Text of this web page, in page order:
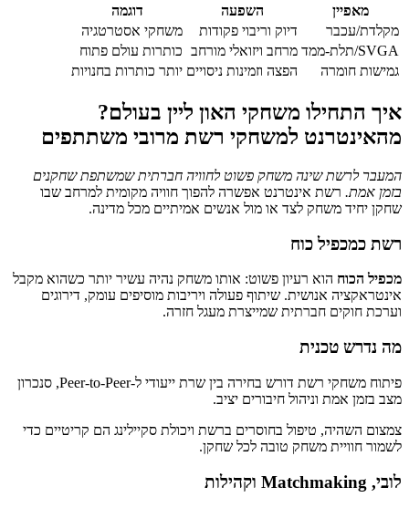
מאפיין השפעה
דוגמה
מקלדת/עכבר
דיוק וריבוי פקודות
משחקי אסטרטגיה
SVGA/תלת‑ממד
מרחב ויזואלי מורחב כותרות עולם פתוח
גמישות חומרה
הפצה וזמינות ניסויים יותר כותרות בחנויות
איך התחילו משחקי האון ליין בעולם?
מהאינטרנט למשחקי רשת מרובי משתתפים
המעבר לרשת שינה משחק פשוט לחוויה חברתית שמשתפת שחקנים
בזמן אמת. רשת אינטרנט אפשרה להפוך חוויה מקומית למרחב שבו
שחקן יחיד משחק לצד או מול אנשים אמיתיים מכל מדינה.
רשת כמכפיל כוח
מכפיל הכוח הוא רעיון פשוט: אותו משחק נהיה עשיר יותר כשהוא מקבל
אינטראקציה אנושית. שיתוף פעולה ויריבות מוסיפים עומק, דירוגים
וערכת חוקים חברתית שמייצרת מעגל חזרה.
מה נדרש טכנית
פיתוח משחקי רשת דורש בחירה בין שרת ייעודי ל‑Peer‑to‑Peer, סנכרון
מצב בזמן אמת וניהול חיבורים יציב.
צמצום השהיה, טיפול בחוסרים ברשת ויכולת סקיילינג הם קריטיים כדי
לשמור חוויית משחק טובה לכל שחקן.
לובי, Matchmaking וקהילות